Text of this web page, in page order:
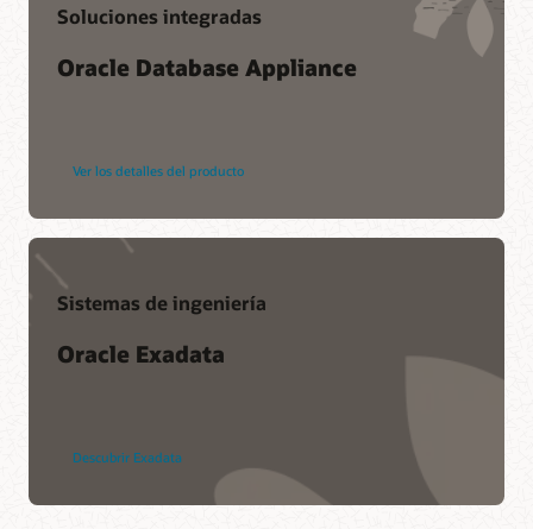
Soluciones integradas
Oracle Database Appliance
Ver los detalles del producto
Sistemas de ingeniería
Oracle Exadata
Descubrir Exadata